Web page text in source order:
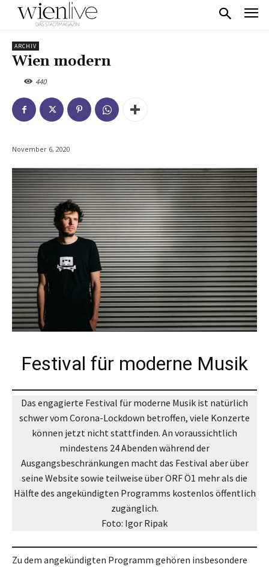
ARCHIV
Wien modern
440
November 6, 2020
Festival für moderne Musik
Das engagierte Festival für moderne Musik ist natürlich
schwer vom Corona-Lockdown betroffen, viele Konzerte
können jetzt nicht stattfinden. An voraussichtlich
mindestens 24 Abenden während der
Ausgangsbeschränkungen macht das Festival aber über
seine Website sowie teilweise über ORF Ö1 mehr als die
Hälfte des angekündigten Programms kostenlos öffentlich
zugänglich.
Foto: Igor Ripak
Zu dem angekündigten Programm gehören insbesondere